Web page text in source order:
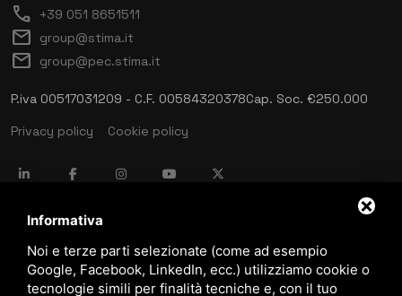
call +39 051 8651511
mail group@stima.it
mail group@pec.stima.it
P.iva 00517031209 - C.F. 00584320378Cap. Soc. €250.000
Privacy policy
Cookie policy
language ITALIANO
download Catalogo Stima
Informativa
Noi e terze parti selezionate (come ad esempio
Google, Facebook, LinkedIn, ecc.) utilizziamo cookie o
tecnologie simili per finalità tecniche e, con il tuo